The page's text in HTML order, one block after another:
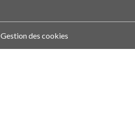
Gestion des cookies